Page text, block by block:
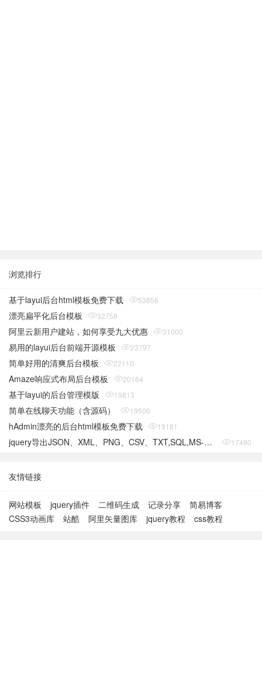
浏览排行
基于layui后台html模板免费下载 53856
漂亮扁平化后台模板 32758
阿里云新用户建站，如何享受九大优惠 31000
易用的layui后台前端开源模板 23797
简单好用的清爽后台模板 22110
Amaze响应式布局后台模板 20164
基于layui的后台管理模版 19813
简单在线聊天功能（含源码） 19506
hAdmin漂亮的后台html模板免费下载 19181
jquery导出JSON、XML、PNG、CSV、TXT,SQL,MS-Word,Ms-Excel Ms-Powerpoint、PDF插件 17490
友情链接
网站模板 jquery插件 二维码生成 记录分享
简易博客
CSS3动画库
站酷 阿里矢量图库 jquery教程 css教程